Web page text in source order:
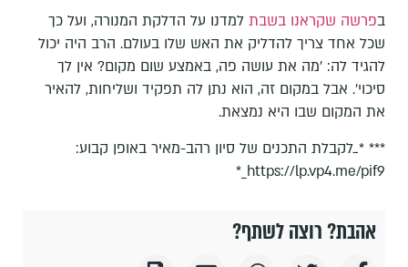
בפרשה שקראנו בשבת למדנו על הדלקת המנורה, ועל כך
שכל אחד צריך להדליק את האש שלו בעולם. הרב היה יכול
להגיד לה: 'מה את עושה פה, באמצע שום מקום? אין לך
סיכוי'. אבל במקום זה, הוא נתן לה תפקיד ושליחות, להאיר
את המקום שבו היא נמצאת.
*** *_לקבלת התכנים של סיון רהב-מאיר באופן קבוע:
https://lp.vp4.me/pif9_*
אהבת? רוצה לשתף?